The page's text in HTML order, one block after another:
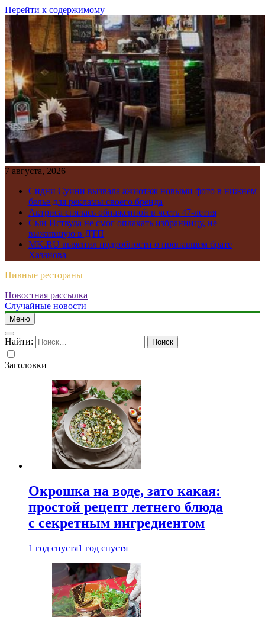
Перейти к содержимому
7 августа, 2026
Сидни Суини вызвала ажиотаж новыми фото в нижнем
белье для рекламы своего бренда
Актриса снялась обнаженной в честь 47-летия
Сын Иствуда не смог оплакать избранницу, не
выжившую в ДТП
MK.RU выяснил подробности о пропавшем брате
Хазанова
Пивные рестораны
Новостная рассылка
Случайные новости
Меню
Найти:
Заголовки
Окрошка на воде, зато какая:
простой рецепт летнего блюда
с секретным ингредиентом
1 год спустя1 год спустя